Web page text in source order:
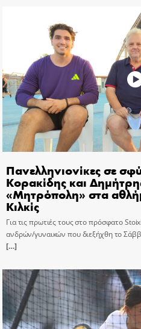
Πανελληνιονίκες σε
Κορακίδης και
«Μητρόπολη» στα
Κιλκίς
Για τις πρωτιές τους στο πρόσφατο
ανδρών/γυναικών που διεξήχθη το
[…]